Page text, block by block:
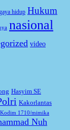
hidup Hukum
nasional
video
Hasyim SE
Kakorlantas
Kodim 1710/mimika
Nuh